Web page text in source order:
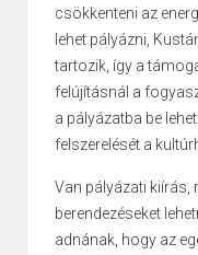
csökkenteni az
lehet pályázni,
tartozik, így a
felújításnál a
a pályázatba be
felszerelését a
Van pályázati kiírás,
berendezéseket
adnának, hogy az